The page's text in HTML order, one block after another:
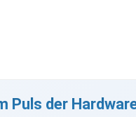
Puls der